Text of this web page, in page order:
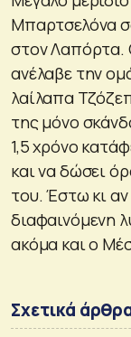
Μπαρτσελόνα
στον Λαπόρτα.
ανέλαβε την
λαίλαπα
της μόνο
1,5 χρόνο
και να δώσει
του. Έστω κι
διαφαινόμενη
ακόμα και ο
Σχετικά